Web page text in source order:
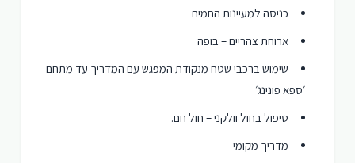
כניסה למעיינות החמים
ארוחת צהריים – בופה
שימוש ברכבי שטח מנקודת המפגש עם המדריך עד מתחם
׳ספא פונינג׳
טיפול בחול וולקני – חול חם.
מדריך מקומי